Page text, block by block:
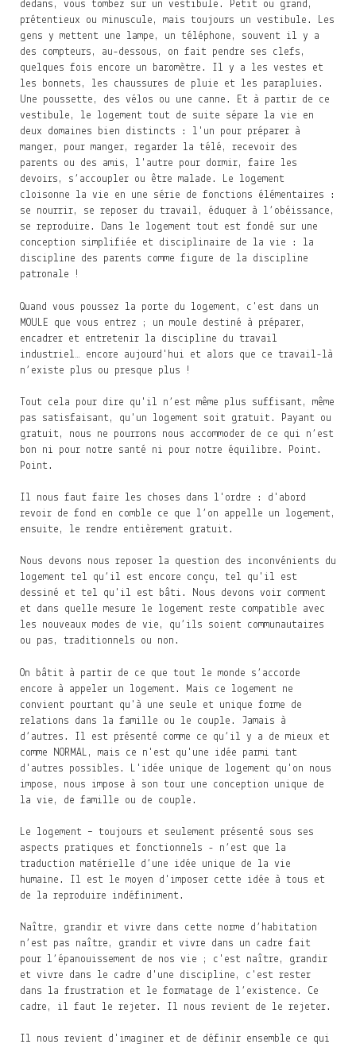
dedans, vous tombez sur un vestibule. Petit ou grand,
prétentieux ou minuscule, mais toujours un vestibule. Les
gens y mettent une lampe, un téléphone, souvent il y a
des compteurs, au-dessous, on fait pendre ses clefs,
quelques fois encore un baromètre. Il y a les vestes et
les bonnets, les chaussures de pluie et les parapluies.
Une poussette, des vélos ou une canne. Et à partir de ce
vestibule, le logement tout de suite sépare la vie en
deux domaines bien distincts : l'un pour préparer à
manger, pour manger, regarder la télé, recevoir des
parents ou des amis, l'autre pour dormir, faire les
devoirs, s’accoupler ou être malade. Le logement
cloisonne la vie en une série de fonctions élémentaires :
se nourrir, se reposer du travail, éduquer à l’obéissance,
se reproduire. Dans le logement tout est fondé sur une
conception simplifiée et disciplinaire de la vie : la
discipline des parents comme figure de la discipline
patronale !
Quand vous poussez la porte du logement, c'est dans un
MOULE que vous entrez ; un moule destiné à préparer,
encadrer et entretenir la discipline du travail
industriel… encore aujourd'hui et alors que ce travail-là
n’existe plus ou presque plus !
Tout cela pour dire qu'il n’est même plus suffisant, même
pas satisfaisant, qu'un logement soit gratuit. Payant ou
gratuit, nous ne pourrons nous accommoder de ce qui n’est
bon ni pour notre santé ni pour notre équilibre. Point.
Point.
Il nous faut faire les choses dans l'ordre : d'abord
revoir de fond en comble ce que l’on appelle un logement,
ensuite, le rendre entièrement gratuit.
Nous devons nous reposer la question des inconvénients du
logement tel qu’il est encore conçu, tel qu'il est
dessiné et tel qu'il est bâti. Nous devons voir comment
et dans quelle mesure le logement reste compatible avec
les nouveaux modes de vie, qu’ils soient communautaires
ou pas, traditionnels ou non.
On bâtit à partir de ce que tout le monde s’accorde
encore à appeler un logement. Mais ce logement ne
convient pourtant qu'à une seule et unique forme de
relations dans la famille ou le couple. Jamais à
d’autres. Il est présenté comme ce qu’il y a de mieux et
comme NORMAL, mais ce n'est qu'une idée parmi tant
d'autres possibles. L'idée unique de logement qu'on nous
impose, nous impose à son tour une conception unique de
la vie, de famille ou de couple.
Le logement – toujours et seulement présenté sous ses
aspects pratiques et fonctionnels - n’est que la
traduction matérielle d’une idée unique de la vie
humaine. Il est le moyen d'imposer cette idée à tous et
de la reproduire indéfiniment.
Naître, grandir et vivre dans cette norme d’habitation
n’est pas naître, grandir et vivre dans un cadre fait
pour l’épanouissement de nos vie ; c'est naître, grandir
et vivre dans le cadre d'une discipline, c'est rester
dans la frustration et le formatage de l’existence. Ce
cadre, il faut le rejeter. Il nous revient de le rejeter.
Il nous revient d'imaginer et de définir ensemble ce qui